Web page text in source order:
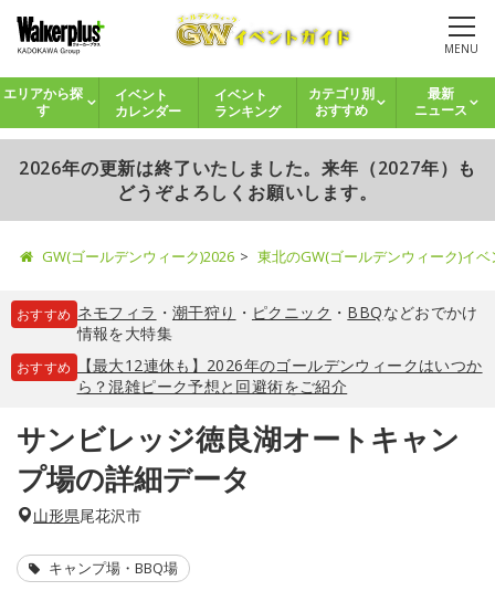
MENU
エリアから探
す
イベント
カレンダー
イベント
ランキング
カテゴリ別
おすすめ
最新
ニュース
2026年の更新は終了いたしました。来年（2027年）も
どうぞよろしくお願いします。
GW(ゴールデンウィーク)2026 東北のGW(ゴールデンウィーク)イ
おすすめ ネモフィラ ・ 潮干狩り ・ ピクニック ・ BBQなどおでかけ
情報を大特集
おすすめ
【最大12連休も】2026年のゴールデンウィークはいつか
ら？混雑ピーク予想と回避術をご紹介
サンビレッジ徳良湖オートキャン
プ場の詳細データ
山形県尾花沢市
キャンプ場・BBQ場